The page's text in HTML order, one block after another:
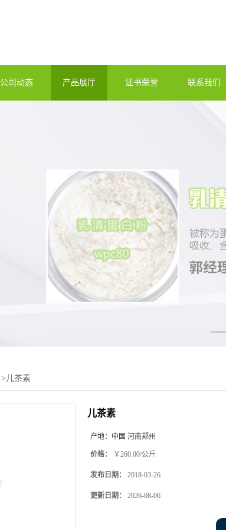
公司动态 产品展厅 证书荣誉 联系我们
> 儿茶素
儿茶素
产地： 中国 河南郑州
价格： ￥260.00/公斤
发布日期： 2018-03-26
更新日期： 2026-08-06